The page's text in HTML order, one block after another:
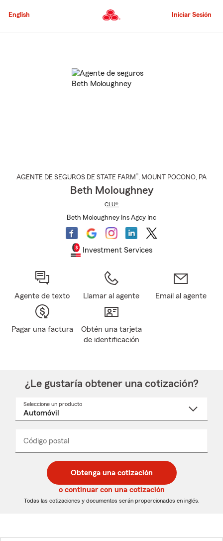
al
principal
English Iniciar Sesión
AGENTE DE SEGUROS DE STATE FARM®, MOUNT POCONO, PA
Beth Moloughney
CLU®
Beth Moloughney Ins Agcy Inc
Investment Services
Agente de texto Llamar al agente Email al agente
Pagar una factura
Obtén una tarjeta
de identificación
¿Le gustaría obtener una cotización?
Seleccione un producto
desplegable
Código postal
de
5
dígitos
de
5
dígitos
_____
Obtenga una cotización
o continuar con una cotización
Todas las cotizaciones y documentos serán proporcionados en inglés.